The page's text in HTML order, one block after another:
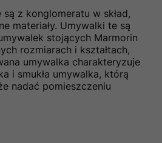
z konglomeratu w skład,
materiały. Umywalki te są
stojących Marmorin
rozmiarach i kształtach,
umywalka charakteryzuje
i smukła umywalka, którą
nadać pomieszczeniu